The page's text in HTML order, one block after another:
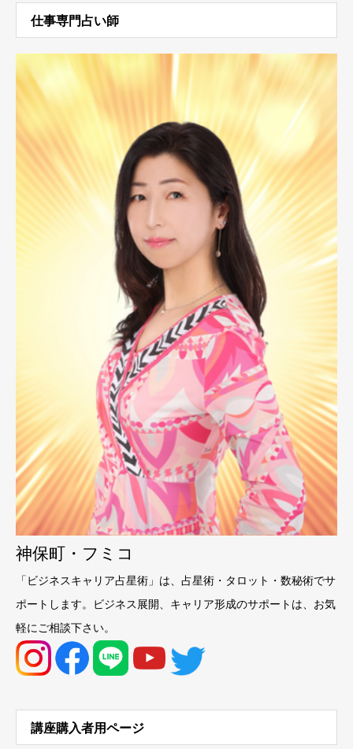
仕事専門占い師
神保町・フミコ
「ビジネスキャリア占星術」は、占星術・タロット・数秘術でサ
ポートします。ビジネス展開、キャリア形成のサポートは、お気
軽にご相談下さい。
講座購入者用ページ